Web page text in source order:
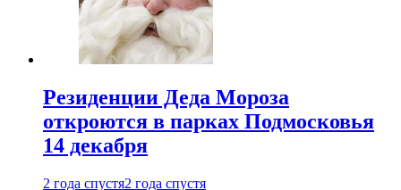
Резиденции Деда Мороза
откроются в парках Подмосковья
14 декабря
2 года спустя2 года спустя